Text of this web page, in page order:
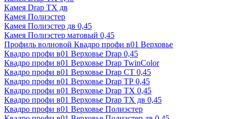
Камея Drap ТХ дв
Камея Полиэстер
Камея Полиэстер дв 0,45
Камея Полиэстер матовый 0,45
Профиль волновой Квадро профи в01 Верховье
Квадро профи в01 Верховье Drap 0,45
Квадро профи в01 Верховье Drap TwinColor
Квадро профи в01 Верховье Drap СТ 0,45
Квадро профи в01 Верховье Drap ТР 0,45
Квадро профи в01 Верховье Drap ТХ 0,45
Квадро профи в01 Верховье Drap ТХ дв 0,45
Квадро профи в01 Верховье Полиэстер